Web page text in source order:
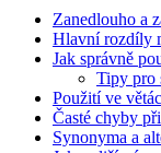
Zanedlouho a
Hlavní rozdíly
Jak správně
Tipy pro
Použití ve
Časté chyby
Synonyma a